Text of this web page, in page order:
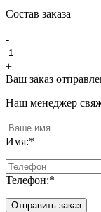
Состав заказа
-
+
Ваш заказ
Наш менеджер
Имя:*
Телефон:*
Отправить заказ